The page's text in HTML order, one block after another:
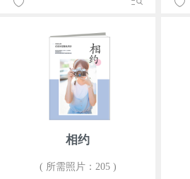
相约
( 所需照片：205 )